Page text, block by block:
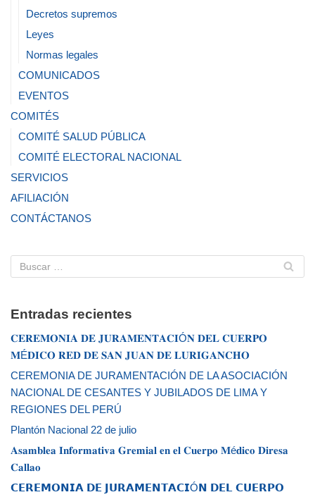
Decretos supremos
Leyes
Normas legales
COMUNICADOS
EVENTOS
COMITÉS
COMITÉ SALUD PÚBLICA
COMITÉ ELECTORAL NACIONAL
SERVICIOS
AFILIACIÓN
CONTÁCTANOS
Entradas recientes
𝐂𝐄𝐑𝐄𝐌𝐎𝐍𝐈𝐀 𝐃𝐄 𝐉𝐔𝐑𝐀𝐌𝐄𝐍𝐓𝐀𝐂𝐈Ó𝐍 𝐃𝐄𝐋 𝐂𝐔𝐄𝐑𝐏𝐎
𝐌É𝐃𝐈𝐂𝐎 𝐑𝐄𝐃 𝐃𝐄 𝐒𝐀𝐍 𝐉𝐔𝐀𝐍 𝐃𝐄 𝐋𝐔𝐑𝐈𝐆𝐀𝐍𝐂𝐇𝐎
CEREMONIA DE JURAMENTACIÓN DE LA ASOCIACIÓN
NACIONAL DE CESANTES Y JUBILADOS DE LIMA Y
REGIONES DEL PERÚ
Plantón Nacional 22 de julio
𝐀𝐬𝐚𝐦𝐛𝐥𝐞𝐚 𝐈𝐧𝐟𝐨𝐫𝐦𝐚𝐭𝐢𝐯𝐚 𝐆𝐫𝐞𝐦𝐢𝐚𝐥 𝐞𝐧 𝐞𝐥 𝐂𝐮𝐞𝐫𝐩𝐨 𝐌é𝐝𝐢𝐜𝐨 𝐃𝐢𝐫𝐞𝐬𝐚
𝐂𝐚𝐥𝐥𝐚𝐨
𝗖𝗘𝗥𝗘𝗠𝗢𝗡𝗜𝗔 𝗗𝗘 𝗝𝗨𝗥𝗔𝗠𝗘𝗡𝗧𝗔𝗖𝗜Ó𝗡 𝗗𝗘𝗟 𝗖𝗨𝗘𝗥𝗣𝗢